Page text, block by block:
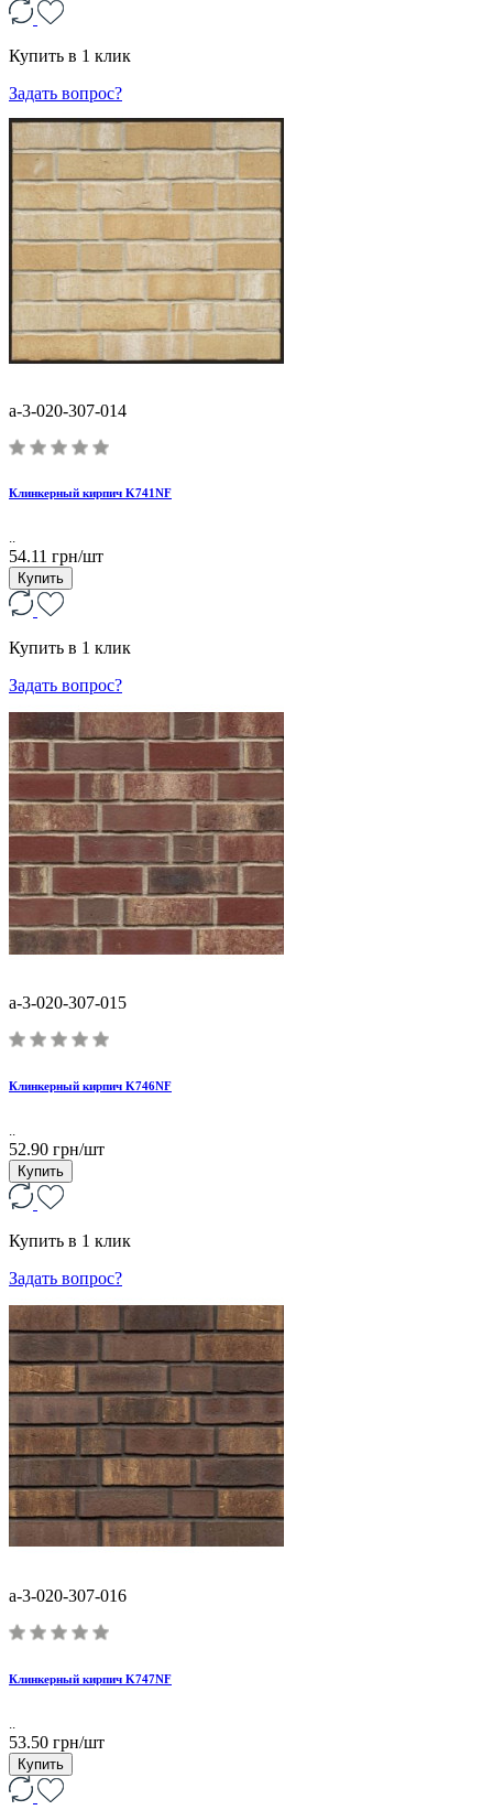
Купить в 1 клик
Задать вопрос?
a-3-020-307-014
Клинкерный кирпич K741NF
..
54.11 грн/шт
Купить
Купить в 1 клик
Задать вопрос?
a-3-020-307-015
Клинкерный кирпич K746NF
..
52.90 грн/шт
Купить
Купить в 1 клик
Задать вопрос?
a-3-020-307-016
Клинкерный кирпич K747NF
..
53.50 грн/шт
Купить